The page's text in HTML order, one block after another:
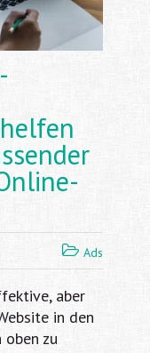
Ads
aber
in den
oben zu